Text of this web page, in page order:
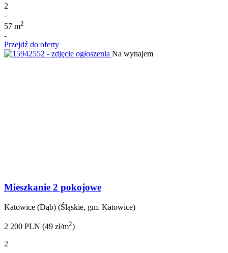
2
-
57 m2
-
Przejdź do oferty
Na wynajem
Mieszkanie 2 pokojowe
Katowice (Dąb) (Śląskie, gm. Katowice)
2 200 PLN (49 zł/m2)
2